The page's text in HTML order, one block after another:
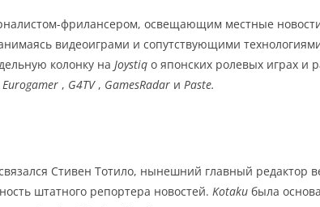
фрилансером, освещающим местные
видеоиграми и сопутствующими
колонку на Joystiq о японских ролевых играх и
Eurogamer , G4TV, GamesRadar и Paste.
Стивен Тотило, нынешний главный редактор
штатного репортера новостей. Kotaku была